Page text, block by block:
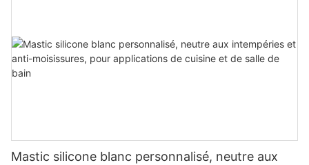
Mastic silicone blanc personnalisé, neutre aux